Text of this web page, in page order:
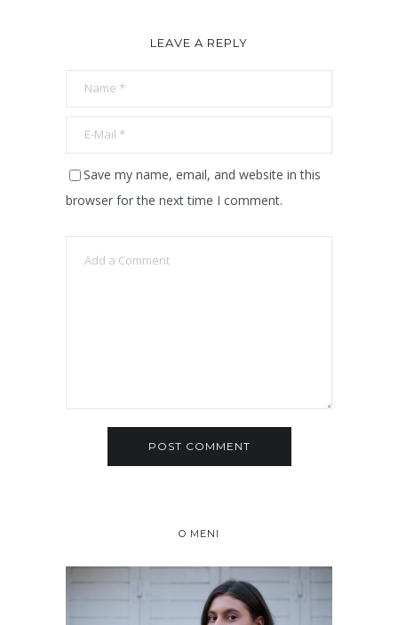
LEAVE A REPLY
Save my name, email, and website in this
browser for the next time I comment.
O MENI